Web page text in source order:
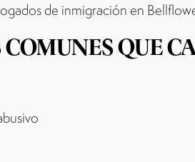
de inmigración en
COMUNES QUE